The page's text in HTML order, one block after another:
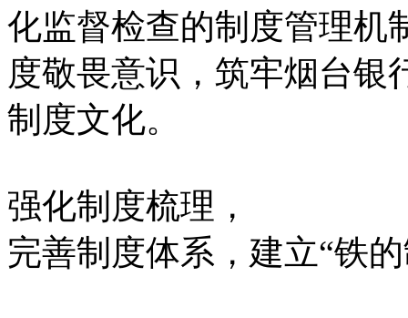
化监督检查的制度管理机
度敬畏意识，筑牢烟台银
制度文化。
强化制度梳理，
完善制度体系，建立“铁